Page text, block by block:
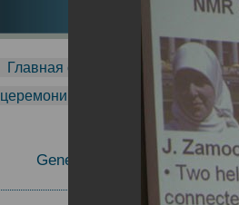
Главная страница MDMR
церемонии вручения премии
General Information